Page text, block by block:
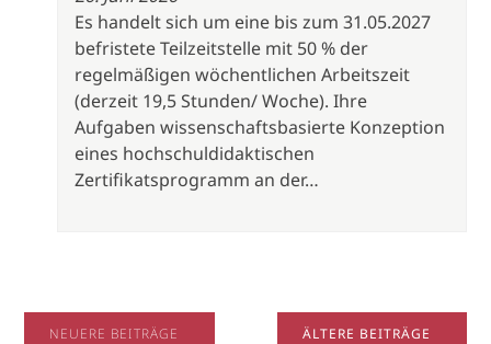
Es handelt sich um eine bis zum 31.05.2027
befristete Teilzeitstelle mit 50 % der
regelmäßigen wöchentlichen Arbeitszeit
(derzeit 19,5 Stunden/ Woche). Ihre
Aufgaben wissenschaftsbasierte Konzeption
eines hochschuldidaktischen
Zertifikatsprogramm an der…
NEUERE BEITRÄGE ÄLTERE BEITRÄGE